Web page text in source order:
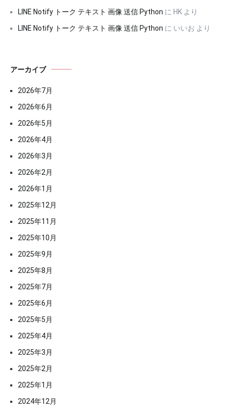
LINE Notify トーク テキスト 画像 送信 Python に HK より
LINE Notify トーク テキスト 画像 送信 Python に いいお より
アーカイブ
2026年7月
2026年6月
2026年5月
2026年4月
2026年3月
2026年2月
2026年1月
2025年12月
2025年11月
2025年10月
2025年9月
2025年8月
2025年7月
2025年6月
2025年5月
2025年4月
2025年3月
2025年2月
2025年1月
2024年12月